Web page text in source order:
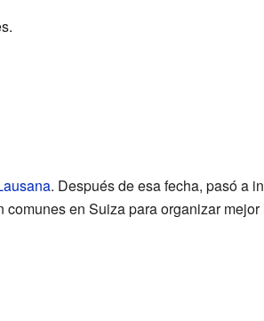
. Después de esa fecha, pasó a
en Suiza para organizar